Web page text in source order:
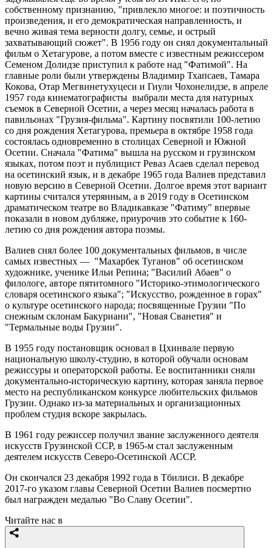
собственному признанию, "привлекло многое: и поэтичность
произведения, и его демократическая направленность, и
вечно живая тема верности долгу, семье, и острый
захватывающий сюжет". В 1956 году он снял документальный
фильм о Хетагурове, а потом вместе с известным режиссером
Семеном Долидзе приступил к работе над "Фатимой". На
главные роли были утверждены Владимир Тхапсаев, Тамара
Кокова, Отар Мегвинетухуцеси и Гиули Чохонелидзе, в апреле
1957 года кинематографисты выбрали места для натурных
съемок в Северной Осетии, а через месяц началась работа в
павильонах "Грузия-фильма". Картину посвятили 100-летию
со дня рождения Хетагурова, премьера в октябре 1958 года
состоялась одновременно в столицах Северной и Южной
Осетии. Сначала "Фатима" вышла на русском и грузинском
языках, потом поэт и публицист Реваз Асаев сделал перевод
на осетинский язык, и в декабре 1965 года Валиев представил
новую версию в Северной Осетии. Долгое время этот вариант
картины считался утерянным, а в 2019 году в Осетинском
драматическом театре во Владикавказе "Фатиму" впервые
показали в новом дубляже, приурочив это событие к 160-
летию со дня рождения автора поэмы.
Валиев снял более 100 документальных фильмов, в числе
самых известных — "Махарбек Туганов" об осетинском
художнике, ученике Ильи Репина; "Василий Абаев" о
филологе, авторе пятитомного "Историко-этимологического
словаря осетинского языка"; "Искусство, рожденное в горах"
о культуре осетинского народа; посвященные Грузии "По
снежным склонам Бакуриани", "Новая Сванетия" и
"Термальные воды Грузии".
В 1955 году постановщик основал в Цхинвале первую
национальную школу-студию, в которой обучали основам
режиссуры и операторской работы. Ее воспитанники сняли
документально-историческую картину, которая заняла первое
место на республиканском конкурсе любительских фильмов
Грузии. Однако из-за материальных и организационных
проблем студия вскоре закрылась.
В 1961 году режиссер получил звание заслуженного деятеля
искусств Грузинской ССР, в 1965-м стал заслуженным
деятелем искусств Северо-Осетинской АССР.
Он скончался 23 декабря 1992 года в Тбилиси. В декабре
2017-го указом главы Северной Осетии Валиев посмертно
был награжден медалью "Во Славу Осетии".
Читайте нас в